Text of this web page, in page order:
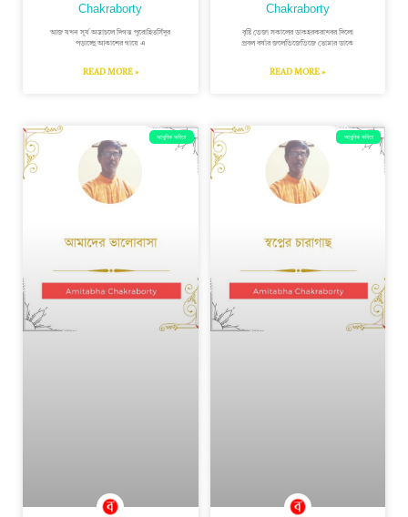
Chakraborty
আজ যখন সূর্য অস্তাচলে দিগন্ত পুরোহিতসিঁদুর
পড়াচ্ছে আকাশের গায়ে এ
READ MORE »
Chakraborty
বৃষ্টি ভেজা সকালের ডাকহরকরাখবর দিলো
প্রবল বর্ষার জলেভিজেভিজে তোমার ডাকে
READ MORE »
আধুনিক কবিতা আধুনিক কবিতা